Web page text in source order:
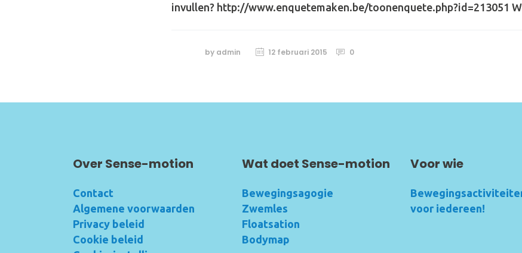
invullen? http://www.enquetemaken.be/toonenquete.php?id=213051
by admin 12 februari 2015 0
Over Sense-motion
Contact
Algemene voorwaarden
Privacy beleid
Cookie beleid
Wat doet Sense-motion
Bewegingsagogie
Zwemles
Floatsation
Bodymap
Voor wie
voor iedereen!